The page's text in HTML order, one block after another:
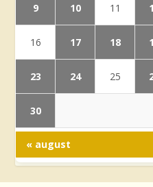
9 10 11
16 17 18
23 24 25
30
« august